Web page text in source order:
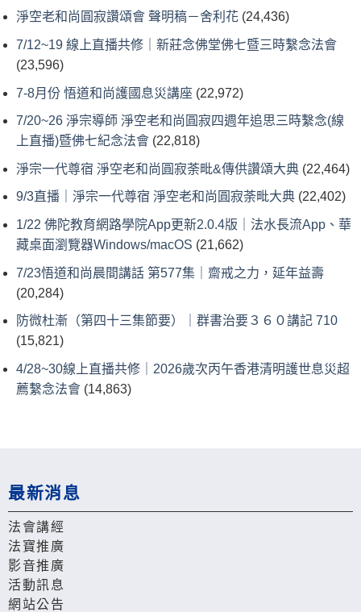
淨空老和尚圓寂讚頌會 聲明稿－舍利花 (24,436)
7/12~19 線上直播共修｜新莊念佛堂佛七暨三時繫念法會
(23,596)
7-8月份 悟道和尚護國息災講座 (22,972)
7/20~26 淨宗導師 淨空老和尚圓寂四週年追思三時繫念(線
上直播)暨佛七紀念法會 (22,818)
淨宗一代尊宿 淨空老和尚圓寂荼毗&傳供讚頌大典 (22,464)
9/3直播｜淨宗一代尊宿 淨空老和尚圓寂荼毗大典 (22,402)
1/22 佛陀教育網路學院App更新2.0.4版｜法水長流App、華
藏桌面瀏覽器Windows/macOS (21,662)
7/23悟道和尚晨間講話 第577集｜齋戒之力，延年益壽
(20,284)
防微杜漸（第四十三集節要）｜群書治要３６０講記 710
(15,821)
4/28~30線上直播共修｜2026歲次丙午香港清明護世息災超
薦繫念法會 (14,863)
最新消息
法會講經
法寶推廣
影音推廣
活動訊息
網站公告